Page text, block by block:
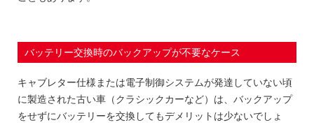
バッテリー交換時のバックアップが不要なケース
キャブレター仕様または電子制御システムが発達していない頃
に製造された古い車（クラシックカーなど）は、バックアップ
をせずにバッテリーを交換してもデメリットは少ないでしょ